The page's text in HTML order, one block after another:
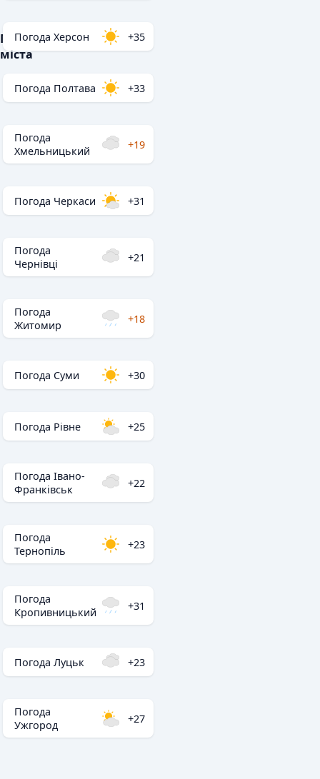
Популярні
міста
Погода Херсон +35
Погода Полтава +33
Погода
Хмельницький
+19
Погода Черкаси +31
Погода
Чернівці
+21
Погода
Житомир
+18
Погода Суми +30
Погода Рівне +25
Погода Івано-
Франківськ
+22
Погода
Тернопіль
+23
Погода
Кропивницький
+31
Погода Луцьк +23
Погода
Ужгород
+27